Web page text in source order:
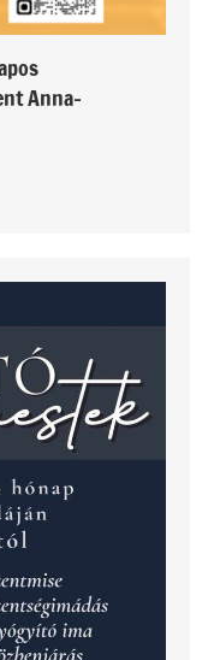
Anna-